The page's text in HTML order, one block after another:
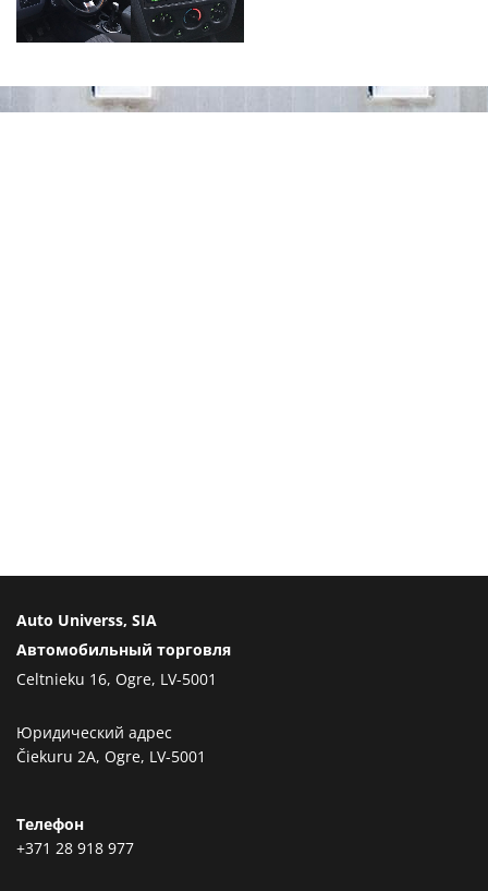
Auto Universs, SIA
Автомобильный торговля
Celtnieku 16, Ogre, LV-5001
Юридический адрес
Čiekuru 2A, Ogre, LV-5001
Телефон
+371 28 918 977